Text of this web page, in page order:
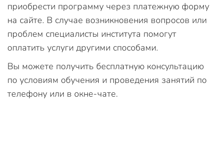
приобрести программу через платежную форму
на сайте. В случае возникновения вопросов или
проблем специалисты института помогут
оплатить услуги другими способами.
Вы можете получить бесплатную консультацию
по условиям обучения и проведения занятий по
телефону или в окне-чате.